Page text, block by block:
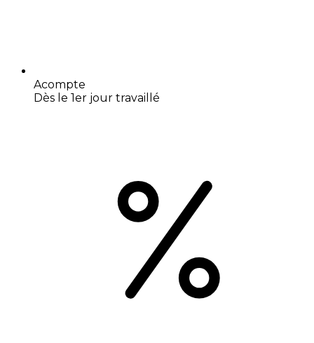
Acompte
Dès le 1er jour travaillé